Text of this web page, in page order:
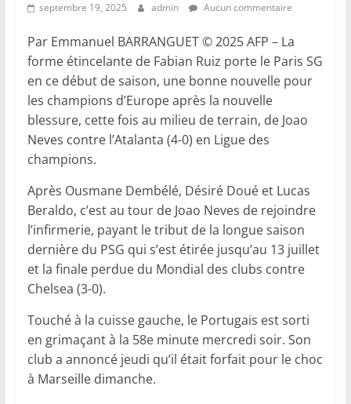
septembre 19, 2025 admin Aucun commentaire
Par Emmanuel BARRANGUET © 2025 AFP – La
forme étincelante de Fabian Ruiz porte le Paris SG
en ce début de saison, une bonne nouvelle pour
les champions d’Europe après la nouvelle
blessure, cette fois au milieu de terrain, de Joao
Neves contre l’Atalanta (4-0) en Ligue des
champions.
Après Ousmane Dembélé, Désiré Doué et Lucas
Beraldo, c’est au tour de Joao Neves de rejoindre
l’infirmerie, payant le tribut de la longue saison
dernière du PSG qui s’est étirée jusqu’au 13 juillet
et la finale perdue du Mondial des clubs contre
Chelsea (3-0).
Touché à la cuisse gauche, le Portugais est sorti
en grimaçant à la 58e minute mercredi soir. Son
club a annoncé jeudi qu’il était forfait pour le choc
à Marseille dimanche.